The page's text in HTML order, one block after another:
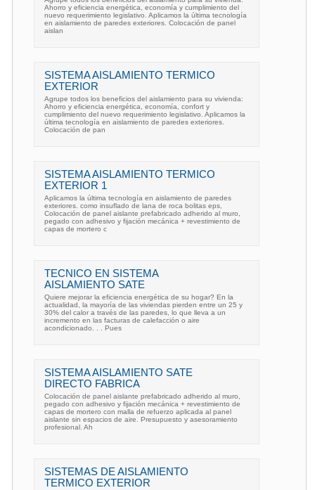
Ahorro y eficiencia energética, economía y cumplimiento del
nuevo requerimiento legislativo. Aplicamos la última tecnología
en aislamiento de paredes exteriores. Colocación de panel
aislan
SISTEMA AISLAMIENTO TERMICO
EXTERIOR
Agrupe todos los beneficios del aislamiento para su vivienda:
Ahorro y eficiencia energética, economía, confort y
cumplimiento del nuevo requerimiento legislativo. Aplicamos la
última tecnología en aislamiento de paredes exteriores.
Colocación de pan
SISTEMA AISLAMIENTO TERMICO
EXTERIOR 1
Aplicamos la última tecnología en aislamiento de paredes
exteriores. como insuflado de lana de roca bolitas eps,
Colocación de panel aislante prefabricado adherido al muro,
pegado con adhesivo y fijación mecánica + revestimiento de
capas de mortero c
TECNICO EN SISTEMA
AISLAMIENTO SATE
Quiere mejorar la eficiencia energética de su hogar? En la
actualidad, la mayoría de las viviendas pierden entre un 25 y
30% del calor a través de las paredes, lo que lleva a un
incremento en las facturas de calefacción o aire
acondicionado. . . Pues
SISTEMA AISLAMIENTO SATE
DIRECTO FABRICA
Colocación de panel aislante prefabricado adherido al muro,
pegado con adhesivo y fijación mecánica + revestimiento de
capas de mortero con malla de refuerzo aplicada al panel
aislante sin espacios de aire. Presupuesto y asesoramiento
profesional. Ah
SISTEMAS DE AISLAMIENTO
TERMICO EXTERIOR